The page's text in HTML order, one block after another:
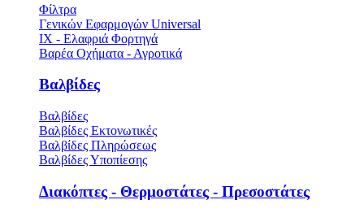
Φίλτρα
Γενικών Εφαρμογών Universal
ΙΧ - Ελαφριά Φορτηγά
Βαρέα Οχήματα - Αγροτικά
Βαλβίδες
Βαλβίδες
Βαλβίδες Εκτονωτικές
Βαλβίδες Πληρώσεως
Βαλβίδες Υποπίεσης
Διακόπτες - Θερμοστάτες - Πρεσοστάτες